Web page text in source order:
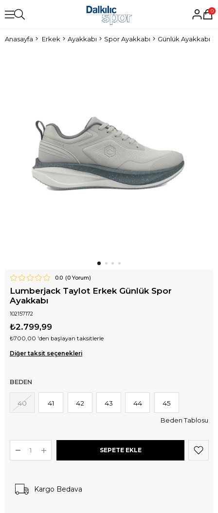
0
Anasayfa Erkek Ayakkabı Spor Ayakkabı Günlük Ayakkabı
0.0 (0Yorum)
Lumberjack Taylot Erkek Günlük Spor
Ayakkabı
102157172
₺2.799,99
₺700,00 'den başlayan taksitlerle
Diğer taksit seçenekleri
BEDEN
40 41 42 43 44 45
Beden Tablosu
Kargo Bedava